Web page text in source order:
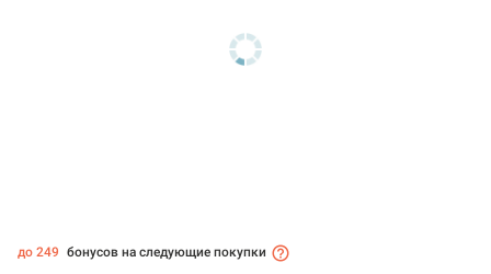
до 249 бонусов на следующие покупки